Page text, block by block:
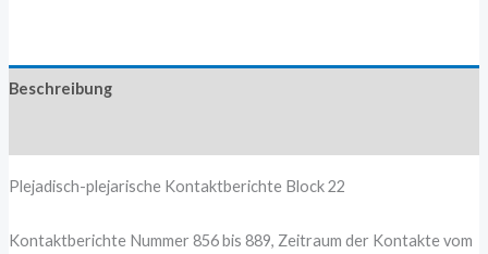
Beschreibung
Plejadisch-plejarische Kontaktberichte Block 22
Kontaktberichte Nummer 856 bis 889, Zeitraum der Kontakte vom